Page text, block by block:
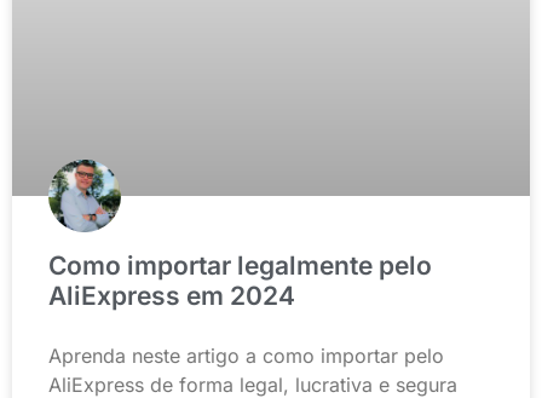
Como importar legalmente pelo
AliExpress em 2024
Aprenda neste artigo a como importar pelo
AliExpress de forma legal, lucrativa e segura